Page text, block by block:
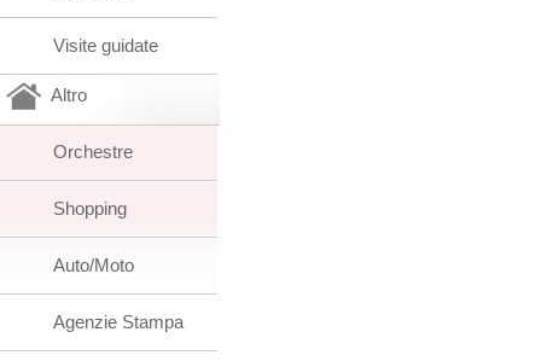
Visite guidate
Altro
Orchestre
Shopping
Auto/Moto
Agenzie Stampa